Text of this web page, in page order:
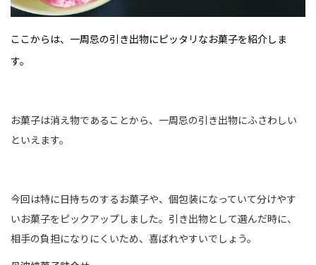
ここからは、一周忌の引き出物にピッタリなお菓子を紹介しま
す。
お菓子は消え物であることから、一周忌の引き出物にふさわしい
といえます。
今回は特に日持ちのするお菓子や、個包装になっていて分けやす
いお菓子をピックアップしました。引き出物として選んだ時に、
相手の負担になりにくいため、喜ばれやすいでしょう。